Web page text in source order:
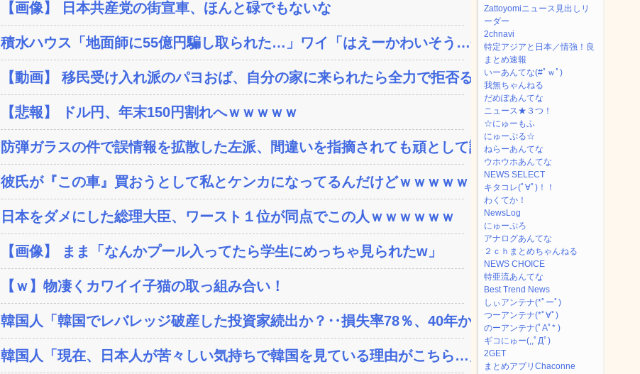
【画像】 日本共産党の街宣車、ほんと碌でもないな
積水ハウス「地面師に55億円騙し取られた…」ワイ「はえーかわいそう…会...
【動画】 移民受け入れ派のパヨおば、自分の家に来られたら全力で拒否るｗ...
【悲報】 ドル円、年末150円割れへｗｗｗｗｗ
防弾ガラスの件で誤情報を拡散した左派、間違いを指摘されても頑として認め...
彼氏が『この車』買おうとして私とケンカになってるんだけどｗｗｗｗｗｗ
日本をダメにした総理大臣、ワースト１位が同点でこの人ｗｗｗｗｗｗ
【画像】 まま「なんかプール入ってたら学生にめっちゃ見られたw」
【ｗ】物凄くカワイイ子猫の取っ組み合い！
韓国人「韓国でレバレッジ破産した投資家続出か？‥損失率78％、40年か...
韓国人「現在、日本人が苦々しい気持ちで韓国を見ている理由がこちら…」→...
Zattoyomiニュース見出しリ
ーダー
2chnavi
特定アジアと日本／情強！良
まとめ速報
いーあんてな(#ﾟｗﾟ)
我無ちゃんねる
だめぽあんてな
ニュース★３つ！
☆にゅーもふ
にゅーぷる☆
ねらーあんてな
ウホウホあんてな
NEWS SELECT
キタコレ(ﾟ∀ﾟ)！！
わくてか！
NewsLog
にゅーぷろ
アナログあんてな
２ｃｈまとめちゃんねる
NEWS CHOICE
特亜流あんてな
Best Trend News
しぃアンテナ(*ﾟーﾟ)
つーアンテナ(*ﾟ∀ﾟ)
のーアンテナ(ﾟAﾟ* )
ギコにゅー(,,ﾟДﾟ)
2GET
まとめアプリChaconne